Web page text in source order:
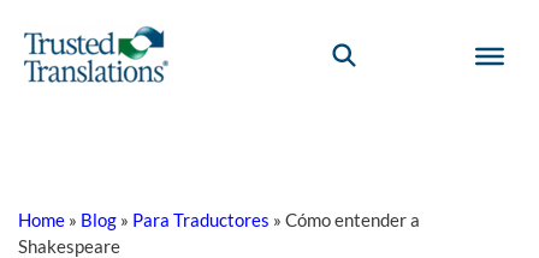
Home » Blog » Para Traductores » Cómo entender a
Shakespeare